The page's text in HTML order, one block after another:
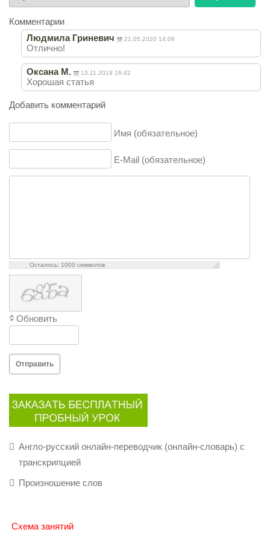
оцените
Комментарии
Людмила Гриневич
21.05.2020 14:09
Отлично!
Оксана М. 13.11.2019 16:42
Хорошая статья
Добавить комментарий
Имя (обязательное)
E-Mail (обязательное)
Осталось: 1000 символов
Обновить
Отправить
Англо-русский онлайн-переводчик (онлайн-словарь) с
транскрипцией
Произношение слов
Схема занятий